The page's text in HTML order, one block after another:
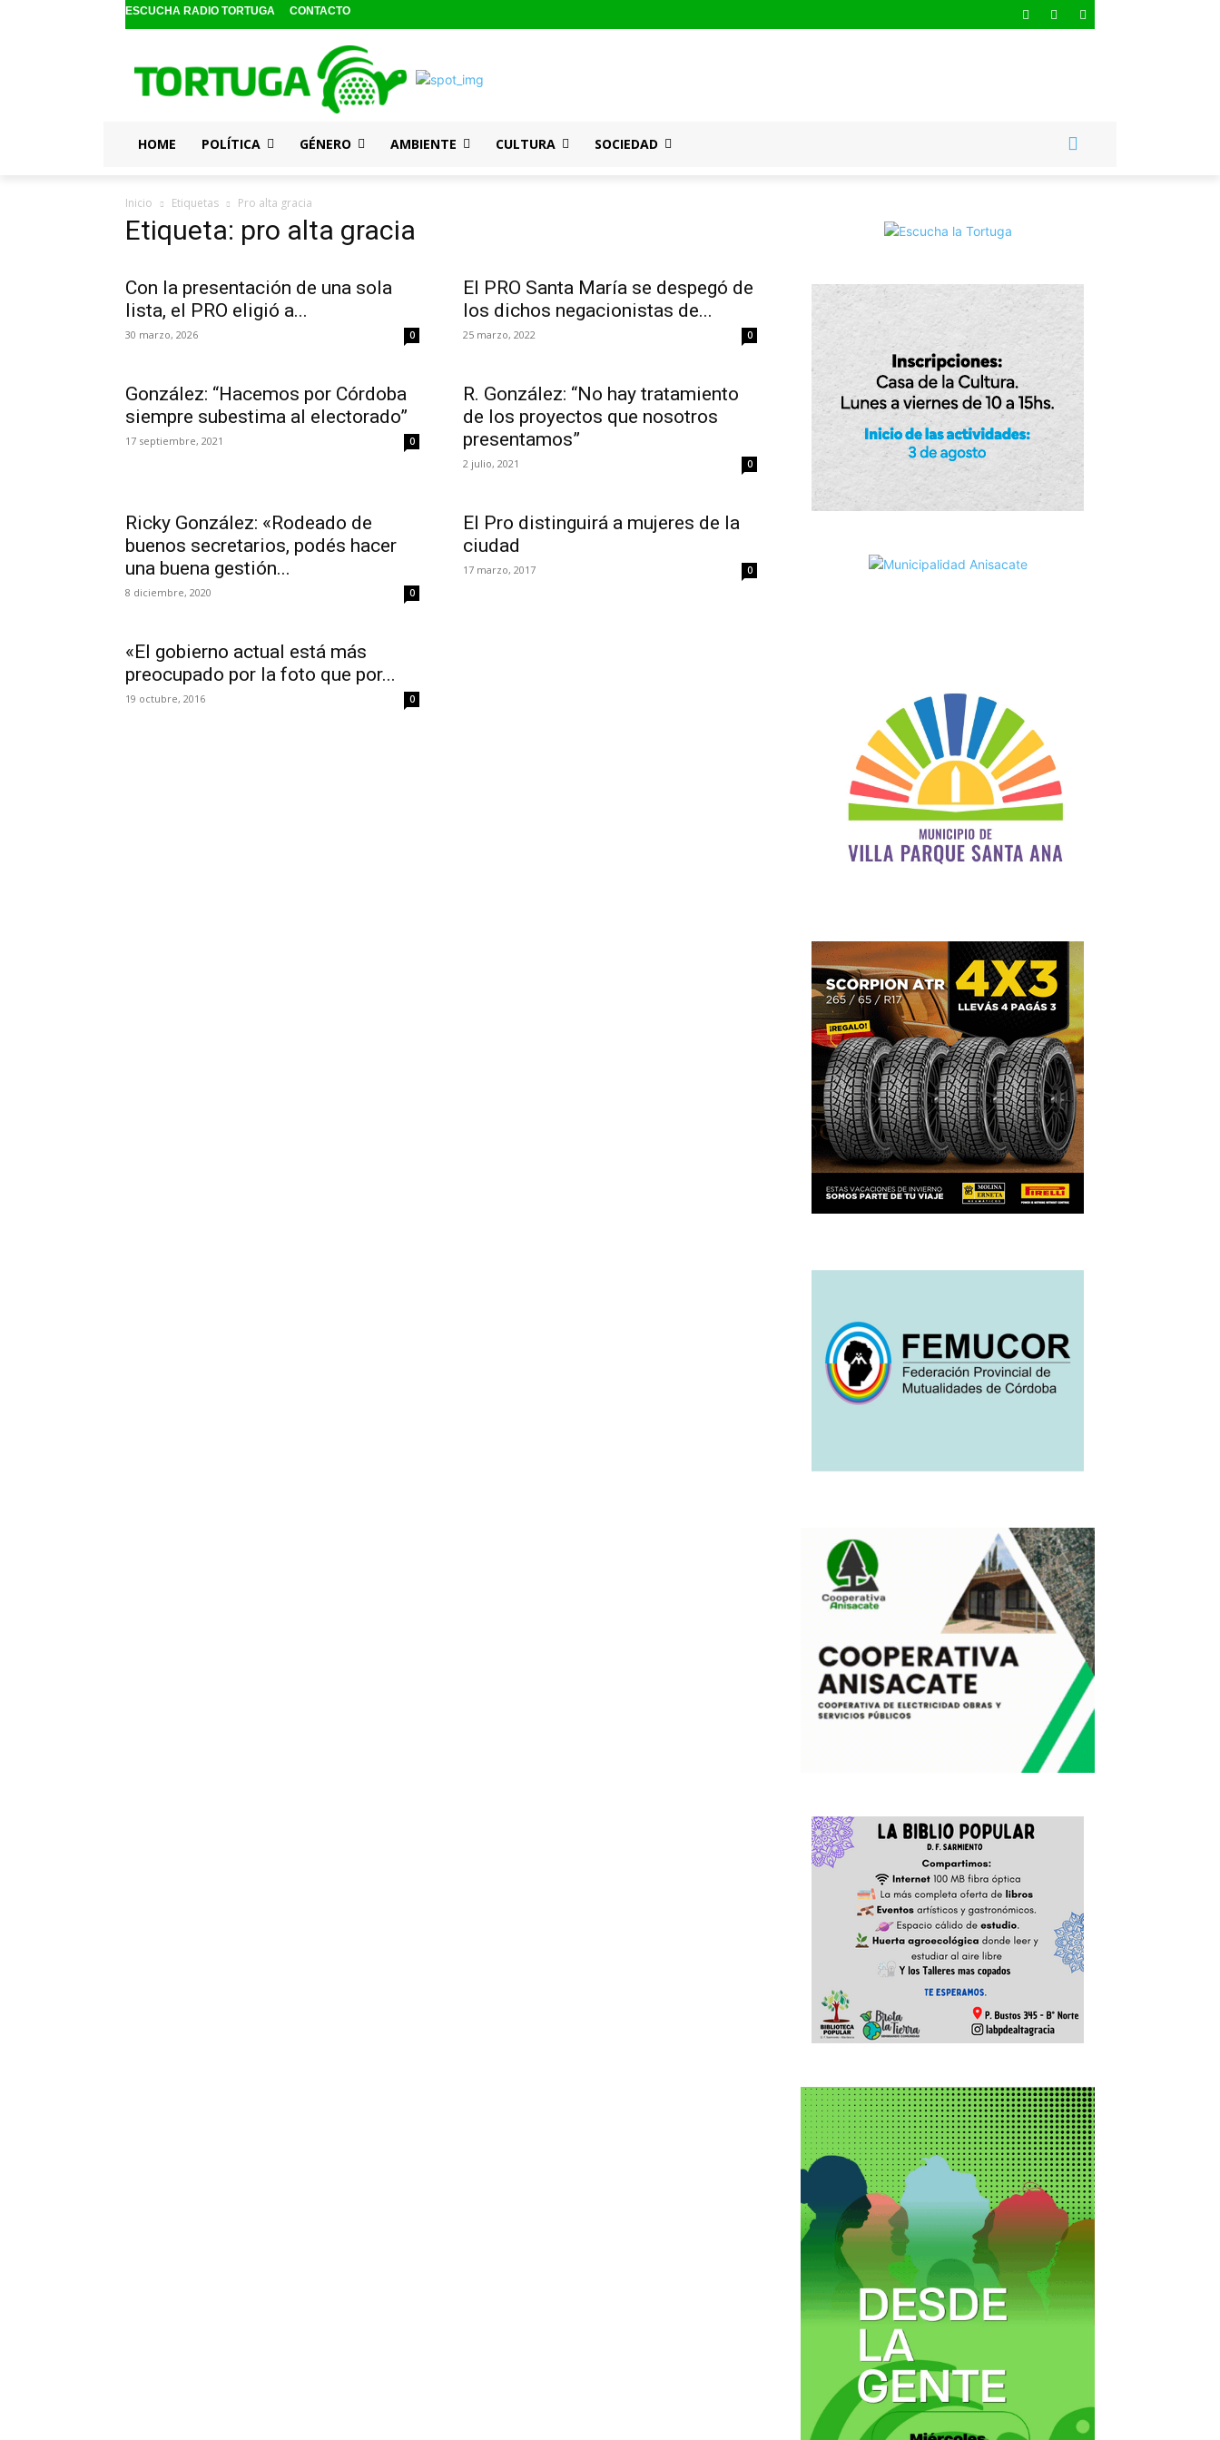
ESCUCHA RADIO TORTUGA CONTACTO
HOME POLÍTICA GÉNERO AMBIENTE CULTURA SOCIEDAD
Inicio Etiquetas Pro alta gracia
Etiqueta: pro alta gracia
Con la presentación de una sola
lista, el PRO eligió a...
30 marzo, 2026 0
El PRO Santa María se despegó de
los dichos negacionistas de...
25 marzo, 2022 0
González: “Hacemos por Córdoba
siempre subestima al electorado”
17 septiembre, 2021 0
R. González: “No hay tratamiento
de los proyectos que nosotros
presentamos”
2 julio, 2021 0
Ricky González: «Rodeado de
buenos secretarios, podés hacer
una buena gestión...
8 diciembre, 2020 0
El Pro distinguirá a mujeres de la
ciudad
17 marzo, 2017 0
«El gobierno actual está más
preocupado por la foto que por...
19 octubre, 2016 0